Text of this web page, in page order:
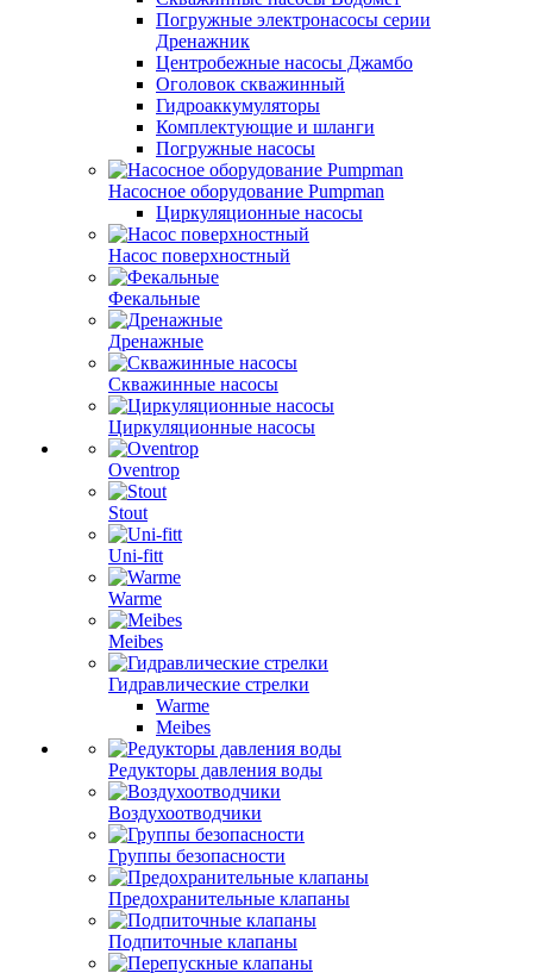
Погружные электронасосы серии
Дренажник
Центробежные насосы Джамбо
Оголовок скважинный
Гидроаккумуляторы
Комплектующие и шланги
Погружные насосы
Насосное оборудование Pumpman
Циркуляционные насосы
Насос поверхностный
Фекальные
Дренажные
Скважинные насосы
Циркуляционные насосы
Oventrop
Stout
Uni-fitt
Warme
Meibes
Гидравлические стрелки
Warme
Meibes
Редукторы давления воды
Воздухоотводчики
Группы безопасности
Предохранительные клапаны
Подпиточные клапаны